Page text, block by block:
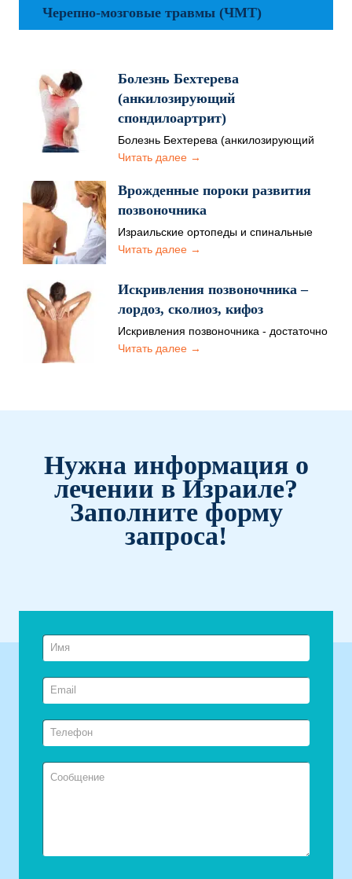
Черепно-мозговые травмы (ЧМТ)
Болезнь Бехтерева
(анкилозирующий
спондилоартрит)
Болезнь Бехтерева (анкилозирующий
спондилоартрит) относится к
Происходит воспаление
чего…
Читать далее →
Врожденные пороки развития
позвоночника
Израильские ортопеды и спинальные
хирурги по праву считаются ведущими
Читать далее →
Искривления позвоночника –
лордоз, сколиоз, кифоз
Искривления позвоночника - достаточно
распространенная проблема, которая
Читать далее →
Нужна информация о
лечении в Израиле?
Заполните форму
запроса!